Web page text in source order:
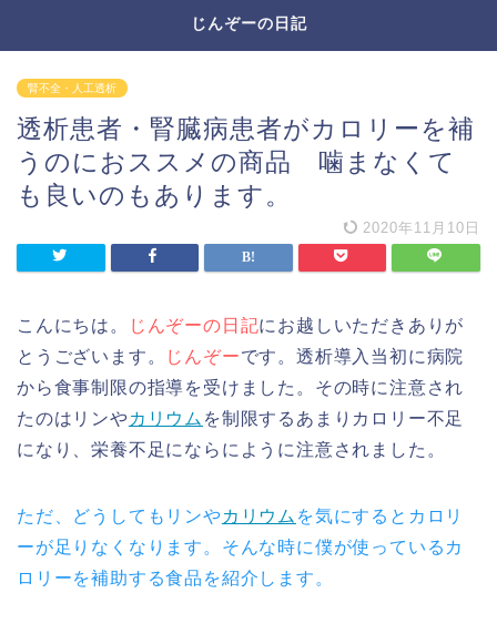
じんぞーの日記
腎不全・人工透析
透析患者・腎臓病患者がカロリーを補
うのにおススメの商品 噛まなくて
も良いのもあります。
2020年11月10日
こんにちは。 じんぞーの日記にお越しいただきありが
とうございます。
じんぞーです。透析導入当初に病院
から食事制限の指導を受けました。その時に注意され
たのはリンやカリウム を制限するあまりカロリー不足
になり、栄養不足にならにように注意されました。
ただ、どうしてもリンやカリウム を気にするとカロリ
ーが足りなくなります。そんな時に僕が使っているカ
ロリーを補助する食品を紹介します。